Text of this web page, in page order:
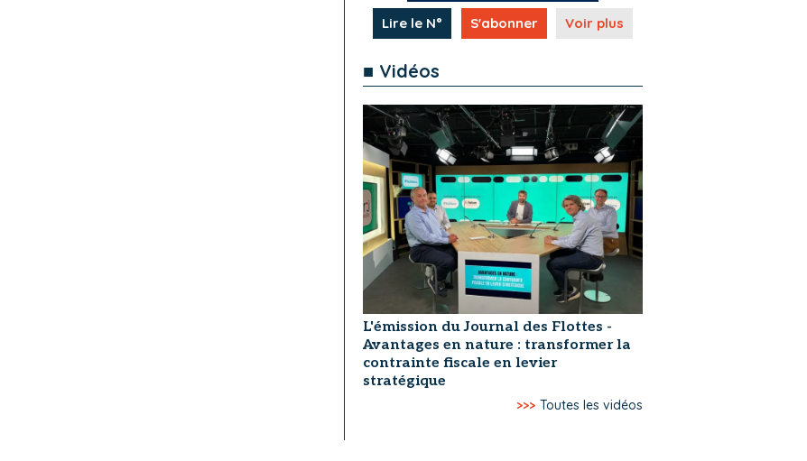
Lire le N° S'abonner Voir plus
■ Vidéos
L'émission du Journal des Flottes -
Avantages en nature : transformer la
contrainte fiscale en levier
stratégique
>>> Toutes les vidéos